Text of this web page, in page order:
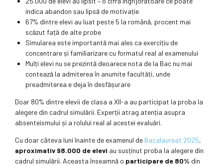
indica abandon sau lipsă de motivație
67% dintre elevi au luat peste 5 la română, procent mai
scăzut față de alte probe
Simularea este importantă mai ales ca exercițiu de
concentrare și familiarizare cu formatul real al examenului
Mulți elevi nu se prezintă deoarece nota de la Bac nu mai
contează la admiterea în anumite facultăți, unde
preadmiterea e deja în desfășurare
Doar 80% dintre elevii de clasa a XII-a au participat la proba la
alegere din cadrul simulării. Experții atrag atenția asupra
absenteismului și a rolului real al acestei evaluări.
Cu doar câteva luni înainte de examenul de Bacalaureat 2025,
aproximativ 98.000 de elevi au susținut proba la alegere din
cadrul simulării. Aceasta înseamnă o participare de 80% din